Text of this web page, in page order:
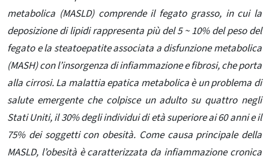
metabolica (MASLD) comprende il fegato grasso, in cui la
deposizione di lipidi rappresenta più del 5 ~ 10% del peso del
fegato e la steatoepatite associata a disfunzione metabolica
(MASH) con l’insorgenza di infiammazione e fibrosi, che porta
alla cirrosi. La malattia epatica metabolica è un problema di
salute emergente che colpisce un adulto su quattro negli
Stati Uniti, il 30% degli individui di età superiore ai 60 anni e il
75% dei soggetti con obesità. Come causa principale della
MASLD, l’obesità è caratterizzata da infiammazione cronica